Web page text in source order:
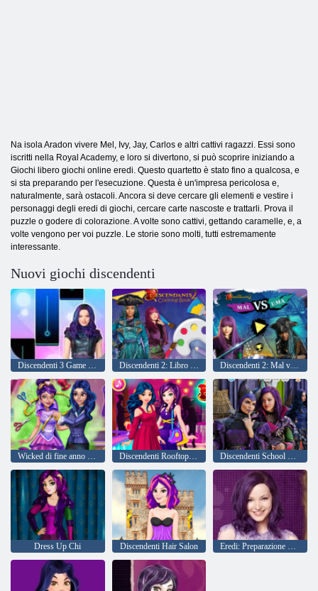
Na isola Aradon vivere Mel, Ivy, Jay, Carlos e altri cattivi ragazzi. Essi sono
iscritti nella Royal Academy, e loro si divertono, si può scoprire iniziando a
Giochi libero giochi online eredi. Questo quartetto è stato fino a qualcosa, e
si sta preparando per l'esecuzione. Questa è un'impresa pericolosa e,
naturalmente, sarà ostacoli. Ancora si deve cercare gli elementi e vestire i
personaggi degli eredi di giochi, cercare carte nascoste e trattarli. Prova il
puzzle o godere di colorazione. A volte sono cattivi, gettando caramelle, e, a
volte vengono per voi puzzle. Le storie sono molti, tutti estremamente
interessante.
Nuovi giochi discendenti
Discendenti 3 Game di piastrelle per pianoforte Discendenti 2: Libro da colorare Discendenti 2: Mal vs Uma
Wicked di fine anno scolastico Tailor Discendenti Rooftop Party Discendenti School of Secrets
Dress Up Chi Discendenti Hair Salon Eredi: Preparazione per una festa in Auradone